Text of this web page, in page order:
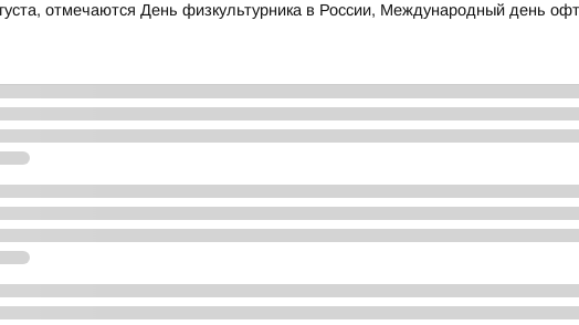
отмечаются День физкультурника в России, Международный день